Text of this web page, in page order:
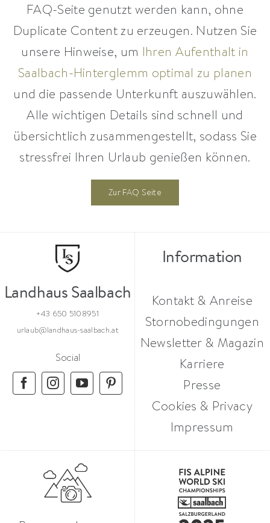
FAQ-Seite genutzt werden kann, ohne
Duplicate Content zu erzeugen. Nutzen Sie
unsere Hinweise, um Ihren Aufenthalt in
Saalbach-Hinterglemm optimal zu planen
und die passende Unterkunft auszuwählen.
Alle wichtigen Details sind schnell und
übersichtlich zusammengestellt, sodass Sie
stressfrei Ihren Urlaub genießen können.
Zur FAQ Seite
Landhaus Saalbach
+43 650 5108951
urlaub@landhaus-saalbach.at
Social
Information
Kontakt & Anreise
Stornobedingungen
Newsletter & Magazin
Karriere
Presse
Cookies & Privacy
Impressum